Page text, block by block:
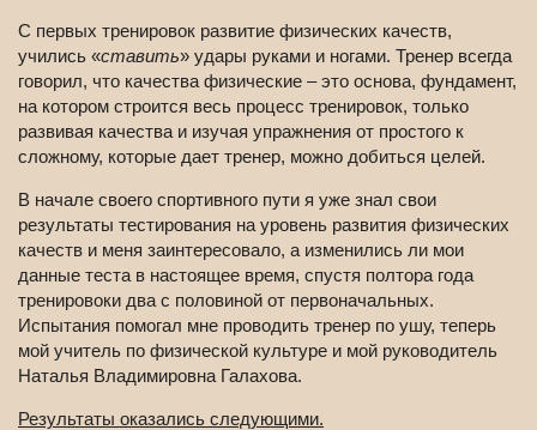
С первых тренировок развитие физических качеств,
учились «ставить» удары руками и ногами. Тренер всегда
говорил, что качества физические – это основа, фундамент,
на котором строится весь процесс тренировок, только
развивая качества и изучая упражнения от простого к
сложному, которые дает тренер, можно добиться целей.
В начале своего спортивного пути я уже знал свои
результаты тестирования на уровень развития физических
качеств и меня заинтересовало, а изменились ли мои
данные теста в настоящее время, спустя полтора года
тренировоки два с половиной от первоначальных.
Испытания помогал мне проводить тренер по ушу, теперь
мой учитель по физической культуре и мой руководитель
Наталья Владимировна Галахова.
Результаты оказались следующими.